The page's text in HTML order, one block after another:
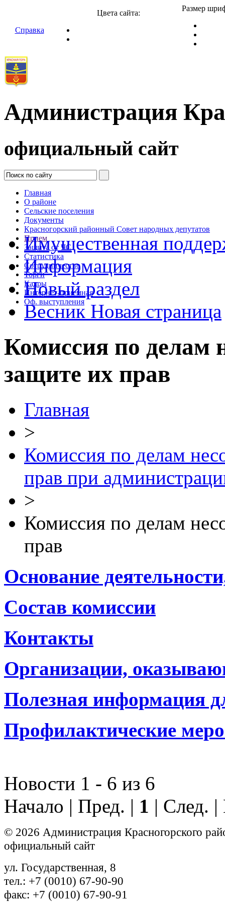
Справка
Цвета сайта:
Размер
Администрация
официальный сайт
Главная
О районе
Сельские поселения
Документы
Красногорский районный Совет народных депутатов
Прием
Защита от ЧС
Статистика
Сотрудничество
Торги
Кадры
Интернет-приемная
Оф. выступления
Имущественная
Информация
Новый раздел
Весник Новая страница
Комиссия по делам
защите их прав
Главная
>
Комиссия по делам
прав при
>
Комиссия по делам
прав
Основание
Состав комиссии
Контакты
Организации,
Полезная информация
Профилактические
Новости 1 - 6 из 6
Начало | Пред. | 1 | След.
© 2026 Администрация Красногорского
официальный сайт
ул. Государственная, 8
тел.: +7 (0010) 67-90-90
факс: +7 (0010) 67-90-91